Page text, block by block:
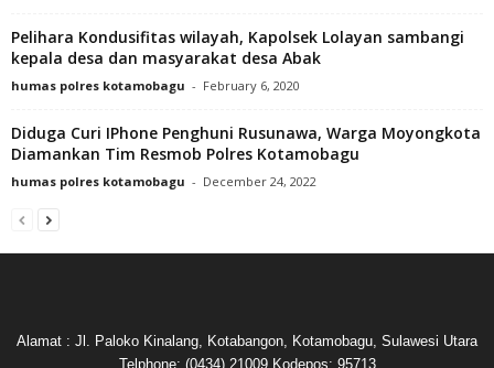
Pelihara Kondusifitas wilayah, Kapolsek Lolayan sambangi
kepala desa dan masyarakat desa Abak
humas polres kotamobagu - February 6, 2020
Diduga Curi IPhone Penghuni Rusunawa, Warga Moyongkota
Diamankan Tim Resmob Polres Kotamobagu
humas polres kotamobagu - December 24, 2022
Alamat : Jl. Paloko Kinalang, Kotabangon, Kotamobagu, Sulawesi Utara
Telphone: (0434) 21009 Kodepos: 95713